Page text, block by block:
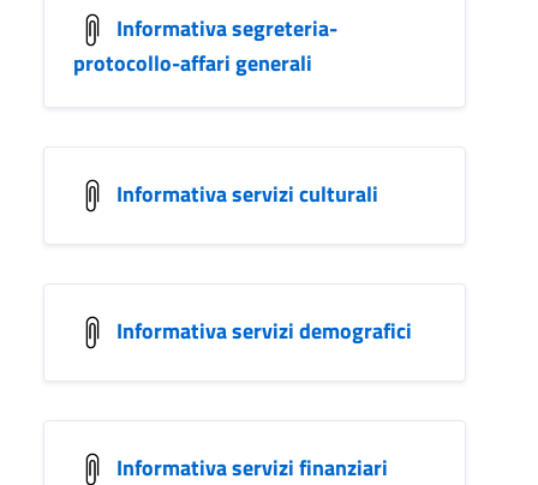
Informativa segreteria-
protocollo-affari generali
Informativa servizi culturali
Informativa servizi demografici
Informativa servizi finanziari